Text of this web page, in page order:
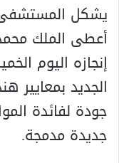
يشكل المستشفى
أعطى الملك
إنجازه اليوم
الجديد بمعايير
جودة لفائدة
جديدة مدمجة.